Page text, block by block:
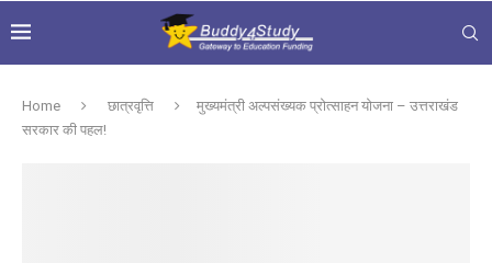
Home छात्रवृत्ति
मुख्यमंत्री अल्पसंख्यक प्रोत्साहन योजना – उत्तराखंड
सरकार की पहल!